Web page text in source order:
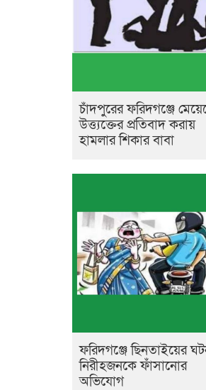
চাঁদপুরের ফরিদগঞ্জে
উত্ত্যক্তের প্রতিবাদ করায়
হামলার শিকার বাবা
ফরিদগঞ্জে ছিনতাইয়ের
নিরীহজনকে ফাঁসানোর
অভিযোগ